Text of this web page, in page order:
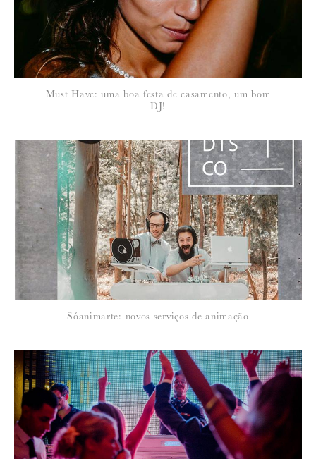
Para saber como tratamos e protegemos os seus dados, leia a nossa
política de privacidade
Must Have: uma boa festa de casamento, um bom
DJ!
Sóanimarte: novos serviços de animação